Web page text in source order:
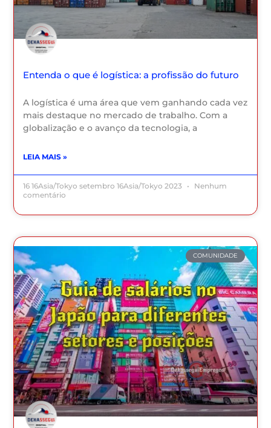
Entenda o que é logística: a profissão do futuro
A logística é uma área que vem ganhando cada vez
mais destaque no mercado de trabalho. Com a
globalização e o avanço da tecnologia, a
LEIA MAIS »
16 16Asia/Tokyo setembro 16Asia/Tokyo 2023
Nenhum
comentário
COMUNIDADE